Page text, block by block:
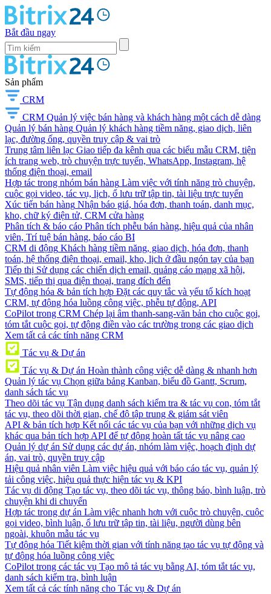
Bắt đầu ngay
Sản phẩm
CRM
CRM Quản lý việc bán hàng và khách hàng một cách dễ dàng
Quản lý bán hàng Quản lý khách hàng tiềm năng, giao dịch, liên
lạc, đường ống, quyền truy cập & vai trò
Trung tâm liên lạc Giao tiếp đa kênh qua các biểu mẫu CRM, tiện
ích trang web, trò chuyện trực tuyến, WhatsApp, Instagram, hệ
thống điện thoại, email
Hợp tác trong nhóm bán hàng Làm việc với tính năng trò chuyện,
cuộc gọi video, tác vụ, lịch, ổ lưu trữ tập tin, tài liệu trực tuyến
Xúc tiến bán hàng Nhận báo giá, hóa đơn, thanh toán, danh mục,
kho, chữ ký điện tử, CRM cửa hàng
Phân tích & báo cáo Phân tích phễu bán hàng, hiệu quả của nhân
viên, Trí tuệ bán hàng, báo cáo BI
CRM di động Khách hàng tiềm năng, giao dịch, hóa đơn, thanh
toán, hệ thống điện thoại, email, kho, lịch ở đầu ngón tay của bạn
Tiếp thị Sử dụng các chiến dịch email, quảng cáo mạng xã hội,
SMS, tiếp thị qua điện thoại, trang đích đến
Tự động hóa & bản tích hợp Đặt các quy tắc và yếu tố kích hoạt
CRM, tự động hóa luồng công việc, phễu tự động, API
CoPilot trong CRM Chép lại âm thanh-sang-văn bản cho cuộc gọi,
tóm tắt cuộc gọi, tự động điền vào các trường trong các giao dịch
Xem tất cả các tính năng CRM
Tác vụ & Dự án
Tác vụ & Dự án Hoàn thành công việc dễ dàng & nhanh hơn
Quản lý tác vụ Chọn giữa bảng Kanban, biểu đồ Gantt, Scrum,
danh sách tác vụ
Theo dõi tác vụ Tận dụng danh sách kiểm tra & tác vụ con, tóm tắt
tác vụ, theo dõi thời gian, chế độ tập trung & giám sát viên
API & bản tích hợp Kết nối các tác vụ của bạn với những dịch vụ
khác qua bản tích hợp API để tự động hoàn tất tác vụ nâng cao
Quản lý dự án Sử dụng các dự án, nhóm làm việc, hoạch định dự
án, vai trò, quyền truy cập
Hiệu quả nhân viên Làm việc hiệu quả với báo cáo tác vụ, quản lý
tải công việc, hiệu quả thực hiện tác vụ & KPI
Tác vụ di động Tạo tác vụ, theo dõi tác vụ, thông báo, bình luận, trò
chuyện khi di chuyển
Hợp tác trong dự án Làm việc nhanh hơn với cuộc trò chuyện, cuộc
gọi video, bình luận, ổ lưu trữ tập tin, tài liệu, người dùng bên
ngoài, khuôn mẫu tác vụ
Tự động hóa Tiết kiệm thời gian với tính năng tạo tác vụ tự động và
tự động hóa luồng công việc
CoPilot trong các tác vụ Tạo mô tả tác vụ bằng AI, tóm tắt tác vụ,
danh sách kiểm tra, bình luận
Xem tất cả các tính năng cho Tác vụ & Dự án